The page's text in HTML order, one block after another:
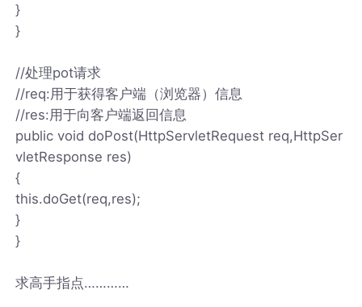
}
}
//处理pot请求
//req:用于获得客户端（浏览器）信息
//res:用于向客户端返回信息
public void doPost(HttpServletRequest req,HttpSer
vletResponse res)
{
this.doGet(req,res);
}
}
求高手指点…………